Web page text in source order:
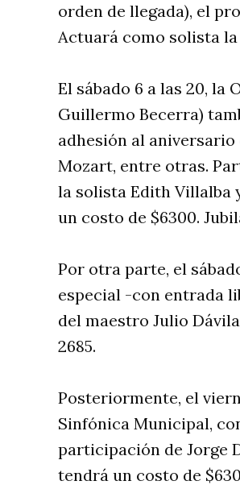
orden de llegada), el
Actuará como solista
El sábado 6 a las 20,
Guillermo Becerra)
adhesión al aniversario
Mozart, entre otras.
la solista Edith Villalba
un costo de $6300.
Por otra parte, el
especial -con entrada
del maestro Julio
2685.
Posteriormente, el
Sinfónica Municipal,
participación de Jorge
tendrá un costo de